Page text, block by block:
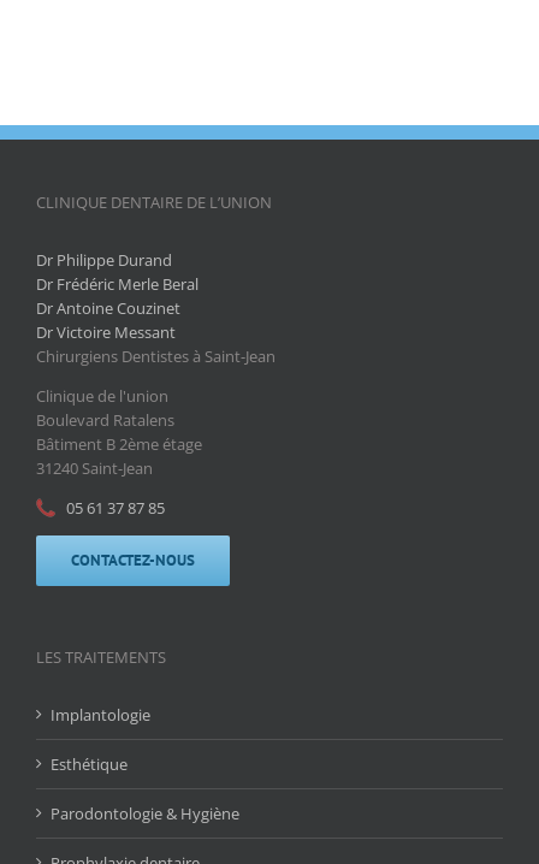
CLINIQUE DENTAIRE DE L’UNION
Dr Philippe Durand
Dr Frédéric Merle Beral
Dr Antoine Couzinet
Dr Victoire Messant
Chirurgiens Dentistes à Saint-Jean
Clinique de l'union
Boulevard Ratalens
Bâtiment B 2ème étage
31240 Saint-Jean
05 61 37 87 85
CONTACTEZ-NOUS
LES TRAITEMENTS
Implantologie
Esthétique
Parodontologie & Hygiène